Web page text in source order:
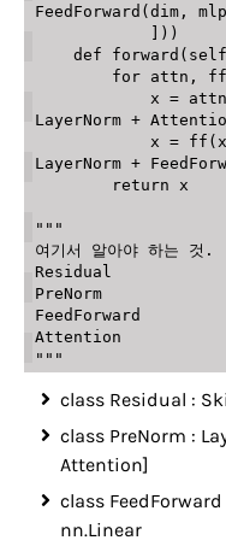
FeedForward ( dim ,
) )
def
forward ( self
for attn ,
            x
= attn
            x
= ff ( x
LayerNorm +
return x
"""
여기서 알아야 하는 것.
Residual
PreNorm
FeedForward
Attention
"""
class Residual :
class PreNorm :
Attention]
class
nn.Linear